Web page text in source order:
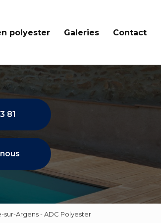
polyester Galeries Contact
81
Argens - ADC Polyester